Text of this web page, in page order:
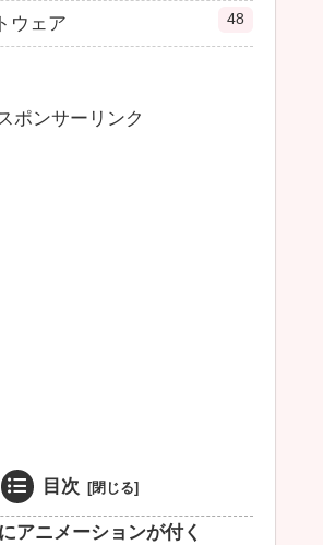
ウェア 48
ポンサーリンク
目次
アニメーションが付く